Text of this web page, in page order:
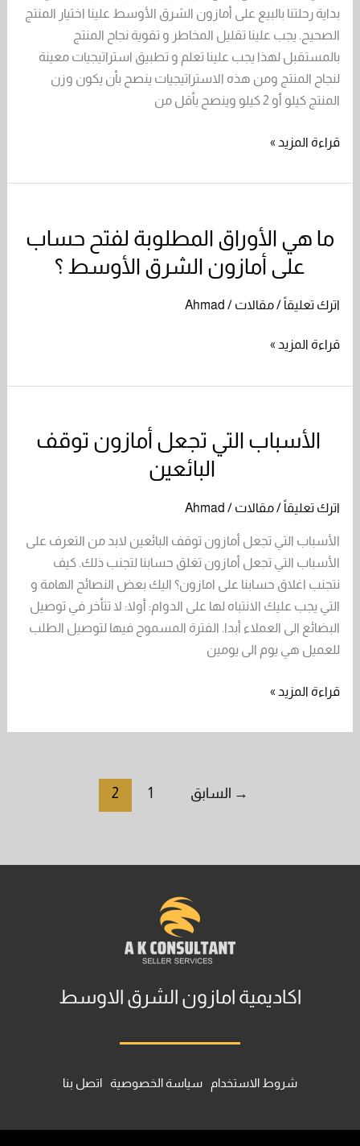
بداية رحلتنا بالبيع على أمازون الشرق الأوسط علينا اختيار المنتج
الصحيح. يجب علينا تقليل المخاطر و تقوية نجاح المنتج
بالمستقبل لهذا يجب علينا تعلم و تطبيق استراتيجيات معينة
لنجاح المنتج ومن هذه الاستراتيجيات ينصح بأن يكون وزن
المنتج كيلو أو 2 كيلو وينصح بأقل من
قراءة المزيد »
ما هي الأوراق المطلوبة لفتح حساب
على أمازون الشرق الأوسط ؟
اترك تعليقاً/مقالات /
Ahmad
ما
الأوراق
المطلوبة
حساب
أمازون
الأوسط
قراءة المزيد »
الأسباب التي تجعل أمازون توقف
البائعين
اترك تعليقاً/مقالات /
Ahmad
الأسباب التي تجعل أمازون توقف البائعين لابد من التعرف على
الأسباب التي تجعل أمازون تغلق حسابنا لتجنب ذلك. كيف
نتجنب اغلاق حسابنا على امازون؟ اليك بعض النصائح الهامة و
التي يجب عليك الانتباه لها على الدوام: أولا: لا تتأخر في توصيل
البضائع الى العملاء أبدا. الفترة المسموح فيها لتوصيل الطلب
للعميل هي يوم الى يومين
الأسباب
أمازون
البائعين
قراءة المزيد »
→ السابق 1
2
اكاديمية امازون الشرق الاوسط
شروط الاستخدام سياسة الخصوصية اتصل بنا